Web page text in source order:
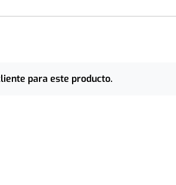
para este producto.